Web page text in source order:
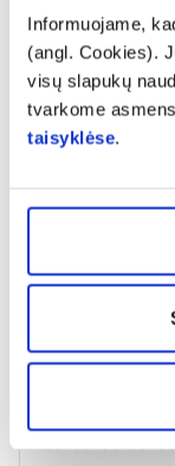
Informuojame,
(angl. Cookies).
visų slapukų
tvarkome
taisyklėse.
Atsiliepimai (5)